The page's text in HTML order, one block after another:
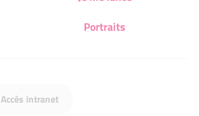
Portraits
Accès intranet